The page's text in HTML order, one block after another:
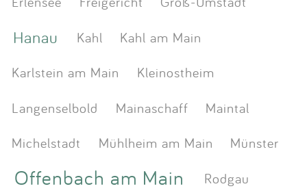
Hanau Kahl
Kahl am Main
Karlstein am Main
Kleinostheim
Langenselbold
Mainaschaff
Maintal
Michelstadt
Mühlheim am Main Münster
Offenbach am Main
Rodgau